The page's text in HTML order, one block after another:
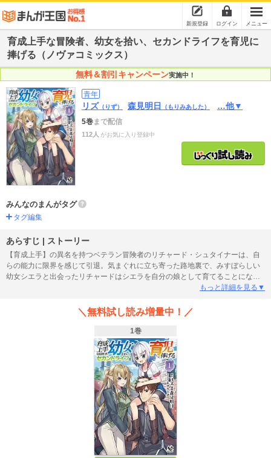
新規登録 ログイン メニュー
育成上手な冒険者、幼女を拾い、セカンドライフを育児に
捧げる（ノヴァコミックス）
無料＆割引キャンペーン実施中！
青年
リズ （りず） 森見明日 （もりみあした） …他▼
5巻まで配信
112人 がお気に入り登録中
みんなのまんがタグ
タグ編集
あらすじ | ストーリー
【育成上手】の異名を持つベテラン冒険者のリチャード・シュタイナーは、自
らの能力に限界を感じて引退。気まぐれに立ち寄った路地裏で、みすぼらしい
幼女シエラと出会ったリチャードはシエラを自分の娘として育てることにな
る。不器用ながらも惜しみない愛情を注ぐ中、リチャードはシエラに類まれな
夢にをシエラに託す――。心優しき親子の成長物語、開巻！
もっと詳細を見る▼
＼無料試し読み増量中！／
1巻